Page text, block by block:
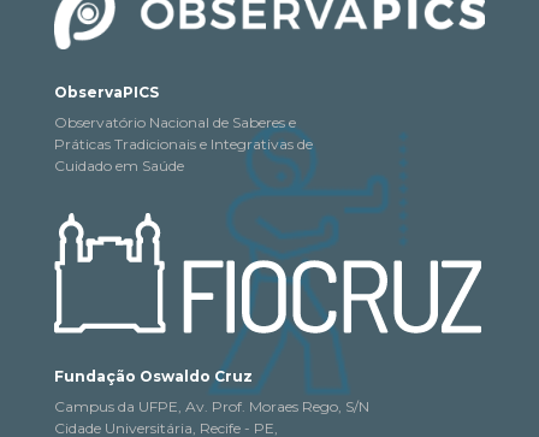
ObservaPICS
Observatório Nacional de Saberes e
Práticas Tradicionais e Integrativas de
Cuidado em Saúde
Fundação Oswaldo Cruz
Campus da UFPE, Av. Prof. Moraes Rego, S/N
Cidade Universitária, Recife - PE,